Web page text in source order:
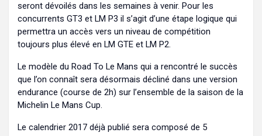
seront dévoilés dans les semaines à venir. Pour les
concurrents GT3 et LM P3 il s’agit d’une étape logique qui
permettra un accès vers un niveau de compétition
toujours plus élevé en LM GTE et LM P2.
Le modèle du Road To Le Mans qui a rencontré le succès
que l’on connaît sera désormais décliné dans une version
endurance (course de 2h) sur l’ensemble de la saison de la
Michelin Le Mans Cup.
Le calendrier 2017 déjà publié sera composé de 5